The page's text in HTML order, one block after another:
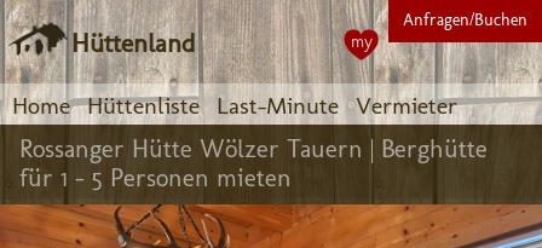
Hüttenland
Home Hüttenliste Last-Minute Vermieter
Anfragen/Buchen
my
Rossanger Hütte Wölzer Tauern | Berghütte
für 1 - 5 Personen mieten